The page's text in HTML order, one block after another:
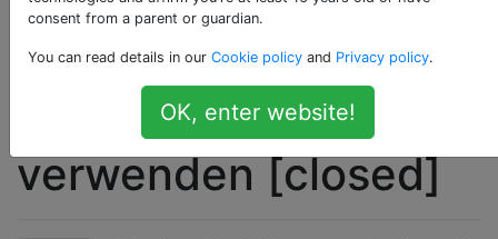
Potenz von 2 ist,
ohne +, - -
Operationen zu
verwenden [closed]
consent from a parent or guardian.
You can read details in our Cookie policy and Privacy policy.
OK, enter website!